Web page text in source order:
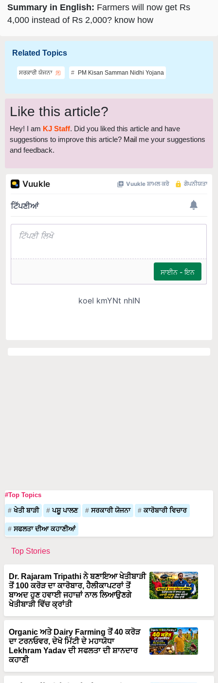
Summary in English: Farmers will now get Rs
4,000 instead of Rs 2,000? know how
Related Topics
ਸਰਕਾਰੀ ਯੋਜਨਾ PM Kisan Samman Nidhi Yojana
Like this article?
Hey! I am KJ Staff. Did you liked this article and have
suggestions to improve this article? Mail me your suggestions
and feedback.
#Top Topics
ਖੇਤੀ ਬਾੜੀ ਪਸ਼ੂ ਪਾਲਣ ਸਰਕਾਰੀ ਯੋਜਨਾ ਕਾਰੋਬਾਰੀ ਵਿਚਾਰ
ਸਫਲਤਾ ਦੀਆ ਕਹਾਣੀਆਂ
Top Stories
Dr. Rajaram Tripathi ਨੇ ਬਣਾਇਆ ਖੇਤੀਬਾੜੀ
ਤੋਂ 100 ਕਰੋੜ ਦਾ ਕਾਰੋਬਾਰ, ਹੈਲੀਕਾਪਟਰਾਂ ਤੋਂ
ਬਾਅਦ ਹੁਣ ਹਵਾਈ ਜਹਾਜ਼ਾਂ ਨਾਲ ਲਿਆਉਣਗੇ
ਖੇਤੀਬਾੜੀ ਵਿੱਚ ਕ੍ਰਾਂਤੀ
Organic ਅਤੇ Dairy Farming ਤੋਂ 40 ਕਰੋੜ
ਦਾ ਟਰਨਓਵਰ, ਦੇਖੋ ਮਿੱਟੀ ਦੇ ਮਹਾਯੋਧਾ
Lekhram Yadav ਦੀ ਸਫਲਤਾ ਦੀ ਸ਼ਾਨਦਾਰ
ਕਹਾਣੀ